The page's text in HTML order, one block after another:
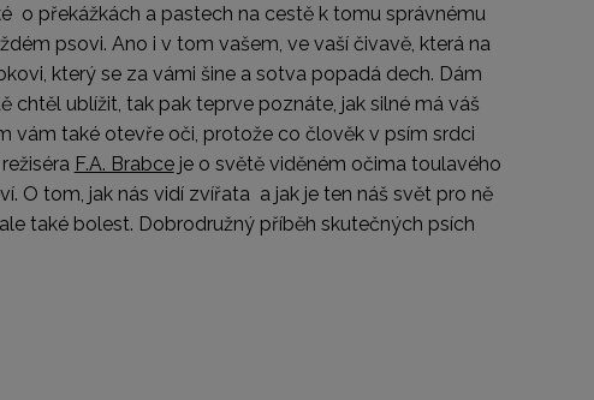
o překážkách a pastech na cestě k tomu správnému
psovi. Ano i v tom vašem, ve vaší čivavě, která na
který se za vámi šine a sotva popadá dech. Dám
ublížit, tak pak teprve poznáte, jak silné má váš
vám také otevře oči, protože co člověk v psím srdci
F.A. Brabceje o světě viděném očima toulavého
O tom, jak nás vidí zvířata a jak je ten náš svět pro ně
také bolest. Dobrodružný příběh skutečných psích